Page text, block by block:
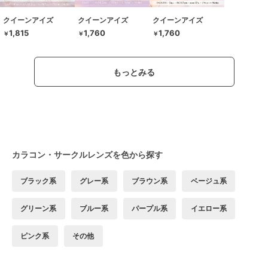
クイーンアイズ
￥1,815
クイーンアイズ
￥1,760
クイーンアイズ
￥1,760
もっとみる
カラコン・サークルレンズを色から探す
ブラック系 グレー系 ブラウン系 ベージュ系
グリーン系 ブルー系 パープル系 イエロー系
ピンク系 その他